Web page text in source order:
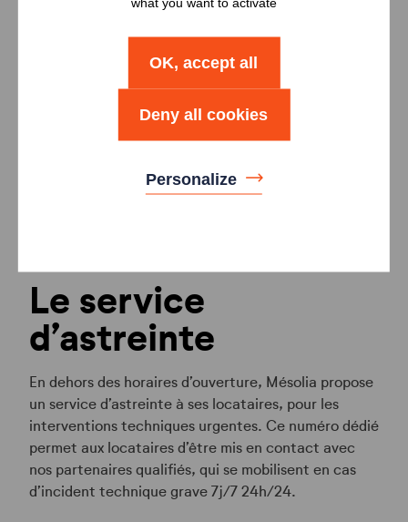
entièrement dédié aux locataires.
Un numéro unique : le05 56 11 50 50
Ouvert du lundi au vendredi de 9h à 17h.
> Traitement de 1 800 000 appels et envoi de près
Le service
d’astreinte
En dehors des horaires d’ouverture, Mésolia propose
un service d’astreinte à ses locataires, pour les
interventions techniques urgentes. Ce numéro dédié
permet aux locataires d’être mis en contact avec
nos partenaires qualifiés, qui se mobilisent en cas
d’incident technique grave 7j/7 24h/24.
OK, accept all
Deny all cookies
Personalize